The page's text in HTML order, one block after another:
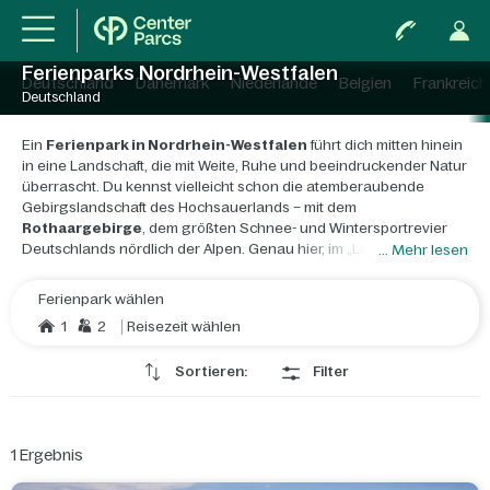
Deutschland Dänemark Niederlande Belgien Frankreich
Ferienparks Nordrhein-Westfalen
Deutschland
Ein Ferienpark in Nordrhein-Westfalen führt dich mitten hinein
in eine Landschaft, die mit Weite, Ruhe und beeindruckender Natur
überrascht. Du kennst vielleicht schon die atemberaubende
Gebirgslandschaft des Hochsauerlands – mit dem
Rothaargebirge, dem größten Schnee- und Wintersportrevier
Deutschlands nördlich der Alpen. Genau hier, im „Land der 1000
Winterberg
, liegt dein Ferienpark in Nordrhein-Westfalen: der
Park Hochsauerland von Center Parcs
aber im Herzen Deutschlands. Du erreichst ihn schnell von Rhein-
Tälern und sehenswerten alten Städtchen
... Mehr lesen
Ferienpark wählen
1
2 Reisezeit wählen
Sortieren: Filter
1 Ergebnis